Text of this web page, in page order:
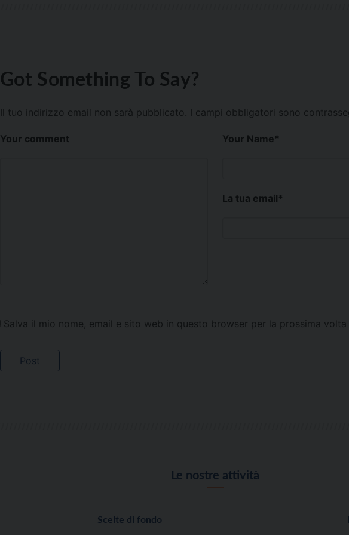
Got Something To Say?
Il tuo indirizzo email non sarà pubblicato. I campi obbligatori sono
Your comment Your Name*
La tua email*
Salva il mio nome, email e sito web in questo browser per la prossima
Le nostre attività
Scelte di fondo